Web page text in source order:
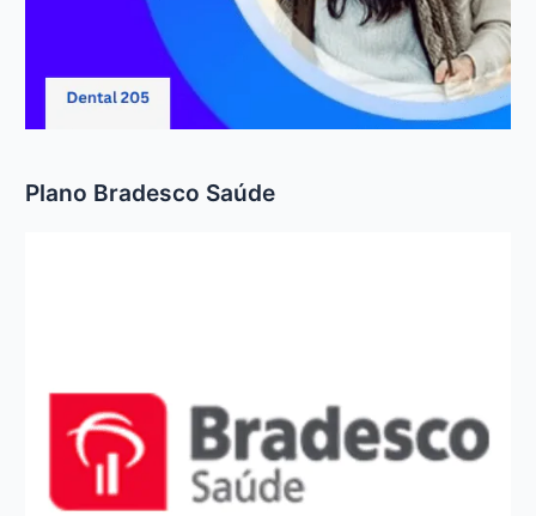
Plano Bradesco Saúde